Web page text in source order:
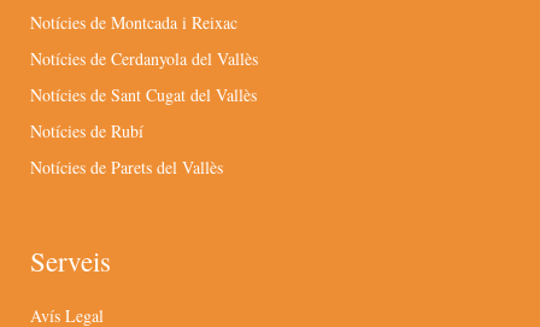
Notícies de Montcada i Reixac
Notícies de Cerdanyola del Vallès
Notícies de Sant Cugat del Vallès
Notícies de Rubí
Notícies de Parets del Vallès
Serveis
Avís Legal